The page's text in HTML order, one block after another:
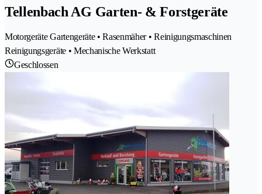
Tellenbach AG Garten- & Forstgeräte
Motorgeräte Gartengeräte • Rasenmäher • Reinigungsmaschinen
Reinigungsgeräte • Mechanische Werkstatt
Geschlossen